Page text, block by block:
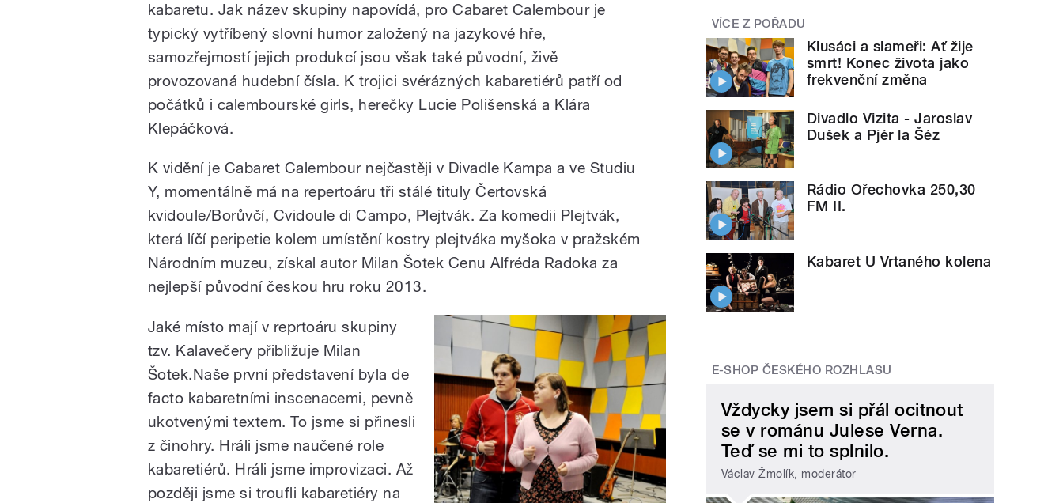
kabaretu. Jak název skupiny napovídá, pro Cabaret Calembour je
typický vytříbený slovní humor založený na jazykové hře,
samozřejmostí jejich produkcí jsou však také původní, živě
provozovaná hudební čísla. K trojici svérázných kabaretiérů patří od
počátků i calembourské girls, herečky Lucie Polišenská a Klára
Klepáčková.
K vidění je Cabaret Calembour nejčastěji v Divadle Kampa a ve Studiu
Y, momentálně má na repertoáru tři stálé tituly Čertovská
kvidoule/Borůvčí, Cvidoule di Campo, Plejtvák. Za komedii Plejtvák,
která líčí peripetie kolem umístění kostry plejtváka myšoka v pražském
Národním muzeu, získal autor Milan Šotek Cenu Alfréda Radoka za
nejlepší původní českou hru roku 2013.
Jaké místo mají v reprtoáru skupiny
tzv. Kalavečery přibližuje Milan
Šotek.Naše první představení byla de
facto kabaretními inscenacemi, pevně
ukotvenými textem. To jsme si přinesli
z činohry. Hráli jsme naučené role
kabaretiérů. Hráli jsme improvizaci. Až
později jsme si troufli kabaretiéry na
VÍCE Z POŘADU
Klusáci a slameři: Ať žije
smrt! Konec života jako
frekvenční změna
Divadlo Vizita - Jaroslav
Dušek a Pjér la Šéz
Rádio Ořechovka 250,30
FM II.
Kabaret U Vrtaného kolena
E-SHOP ČESKÉHO ROZHLASU
Vždycky jsem si přál ocitnout
se v románu Julese Verna.
Teď se mi to splnilo.
Václav Žmolík, moderátor